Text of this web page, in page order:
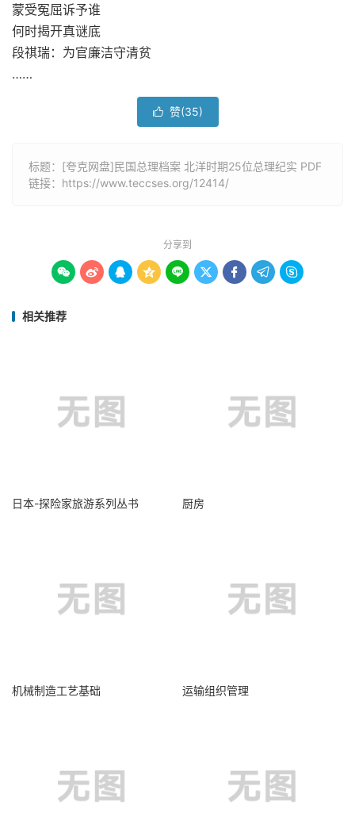
蒙受冤屈诉予谁
何时揭开真谜底
段祺瑞：为官廉洁守清贫
……
 赞(35)
标题：[夸克网盘]民国总理档案 北洋时期25位总理纪实 PDF
链接： https://www.teccses.org/12414/
分享到
        
相关推荐
日本-探险家旅游系列丛书 厨房
机械制造工艺基础 运输组织管理